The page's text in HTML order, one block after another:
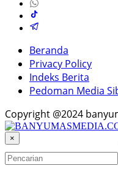
Beranda
Privacy Policy
Indeks Berita
Pedoman Media
Copyright @2024
×